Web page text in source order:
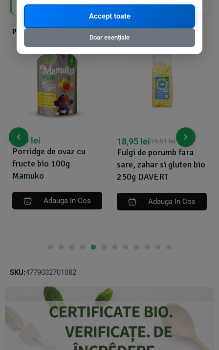
Produse din aceeasi categorie cu produsul ales
Porridge de ovaz cu
fructe bio 100g
Mamuko
9,89 lei
Adauga In Cos
Fulgi de porumb fara
sare, zahar si gluten bio
250g DAVERT
19,51lei
18,95 lei
Adauga In Cos
SKU:4779032701082
Accept toate
Doar esențiale